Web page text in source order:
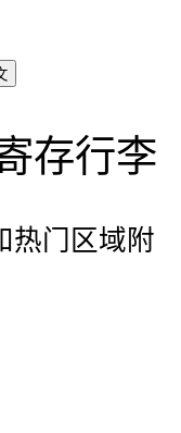
存行李
热门区域附